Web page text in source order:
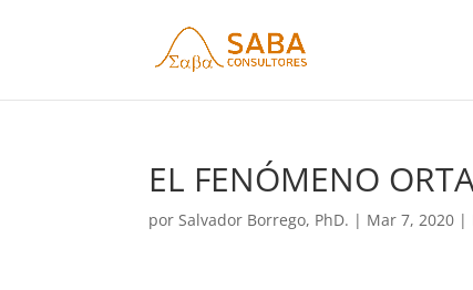
EL FENÓMENO
porSalvador Borrego, PhD. | Mar 7, 2020 |